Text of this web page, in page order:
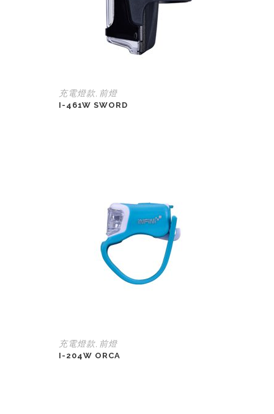
充電燈款, 前燈
I-461W SWORD
充電燈款, 前燈
I-204W ORCA